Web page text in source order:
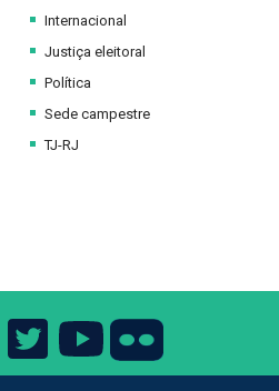
Internacional
Justiça eleitoral
Política
Sede campestre
TJ-RJ